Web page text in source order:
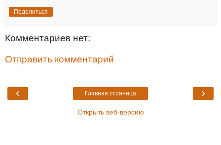
Поделиться
Комментариев нет:
Отправить комментарий
‹ ›
Главная страница
Открыть веб-версию